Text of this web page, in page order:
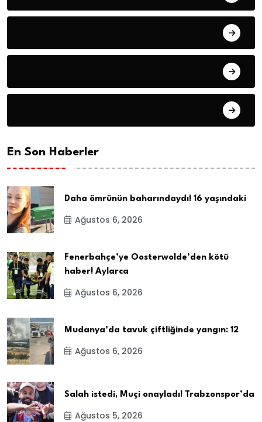
En Son Haberler
Daha ömrünün baharındaydı! 16 yaşındaki
Ağustos 6, 2026
Fenerbahçe’ye Oosterwolde’den kötü
haber! Aylarca
Ağustos 6, 2026
Mudanya’da tavuk çiftliğinde yangın: 12
Ağustos 6, 2026
Salah istedi, Muçi onayladı! Trabzonspor’da
Ağustos 5, 2026